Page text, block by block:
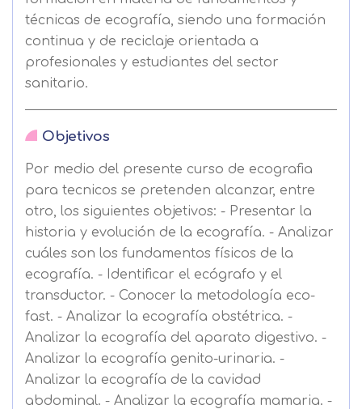
técnicas de ecografía, siendo una formación
continua y de reciclaje orientada a
profesionales y estudiantes del sector
sanitario.
Objetivos
Por medio del presente curso de ecografia
para tecnicos se pretenden alcanzar, entre
otro, los siguientes objetivos: - Presentar la
historia y evolución de la ecografía. - Analizar
cuáles son los fundamentos físicos de la
ecografía. - Identificar el ecógrafo y el
transductor. - Conocer la metodología eco-
fast. - Analizar la ecografía obstétrica. -
Analizar la ecografía del aparato digestivo. -
Analizar la ecografía genito-urinaria. -
Analizar la ecografía de la cavidad
abdominal. - Analizar la ecografía mamaria. -